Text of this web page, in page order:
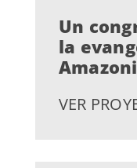
Un
la
VER